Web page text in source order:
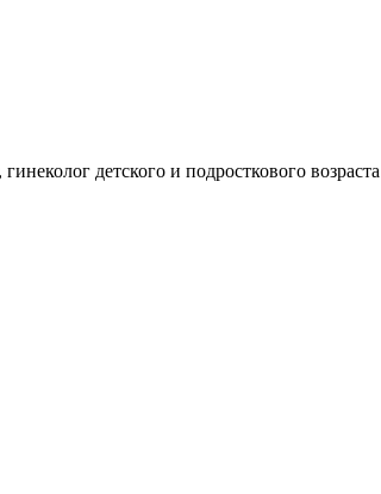
детского и подросткового возраста